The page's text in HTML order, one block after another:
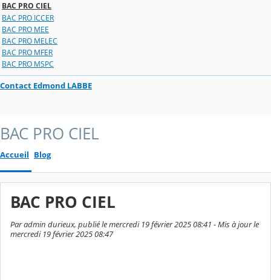
BAC PRO CIEL
BAC PRO ICCER
BAC PRO MEE
BAC PRO MELEC
BAC PRO MFER
BAC PRO MSPC
Contact Edmond LABBE
BAC PRO CIEL
Accueil Blog
BAC PRO CIEL
Par admin durieux, publié le mercredi 19 février 2025 08:41 - Mis à jour le
mercredi 19 février 2025 08:47